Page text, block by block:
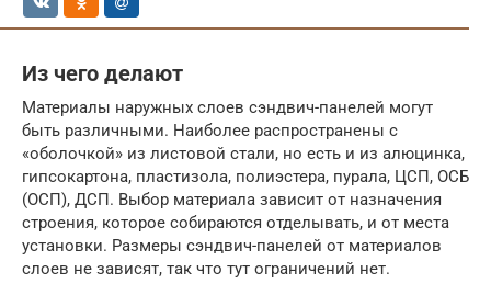
Из чего делают
Материалы наружных слоев сэндвич-панелей могут
быть различными. Наиболее распространены с
«оболочкой» из листовой стали, но есть и из алюцинка,
гипсокартона, пластизола, полиэстера, пурала, ЦСП, ОСБ
(ОСП), ДСП. Выбор материала зависит от назначения
строения, которое собираются отделывать, и от места
установки. Размеры сэндвич-панелей от материалов
слоев не зависят, так что тут ограничений нет.